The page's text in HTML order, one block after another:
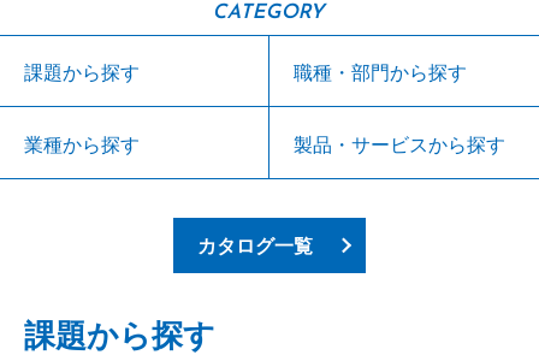
CATEGORY
課題から探す 職種・部門から探す
業種から探す 製品・サービスから探す
カタログ一覧
課題から探す